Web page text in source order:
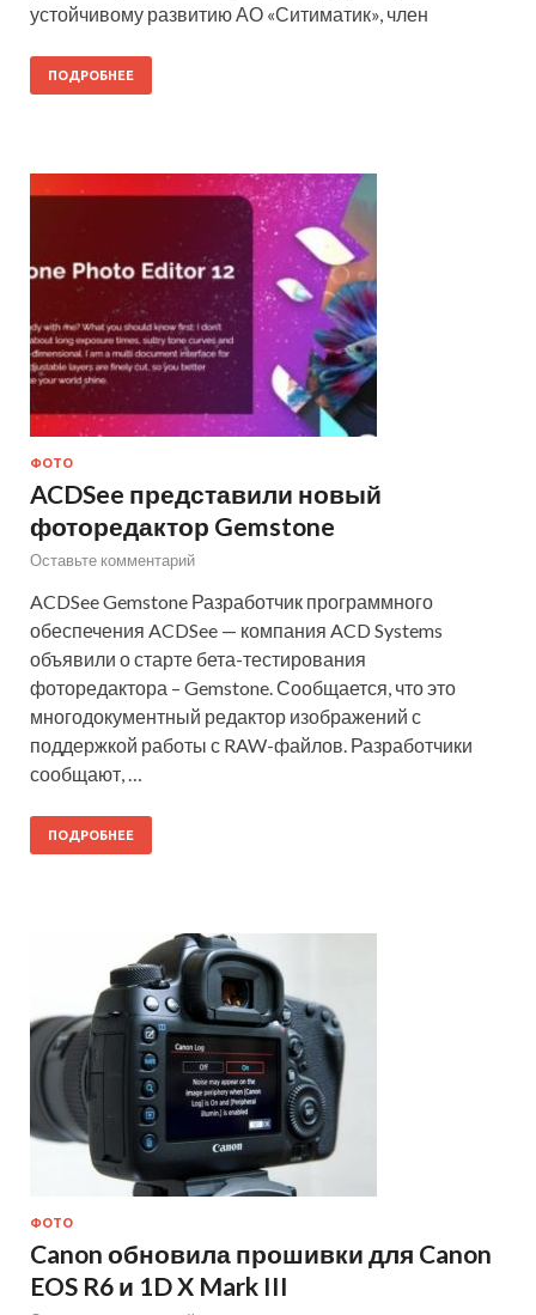
устойчивому развитию АО «Ситиматик», член
ПОДРОБНЕЕ
ФОТО
ACDSee представили новый
фоторедактор Gemstone
Оставьте комментарий
ACDSee Gemstone Разработчик программного
обеспечения ACDSee — компания ACD Systems
объявили о старте бета-тестирования
фоторедактора – Gemstone. Сообщается, что это
многодокументный редактор изображений с
поддержкой работы с RAW-файлов. Разработчики
сообщают, …
ПОДРОБНЕЕ
ФОТО
Canon обновила прошивки для Canon
EOS R6 и 1D X Mark III